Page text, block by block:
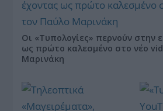
Οι «Τυπολογίες» περνούν στην
ως πρώτο καλεσμένο στο νέο
Μαρινάκη